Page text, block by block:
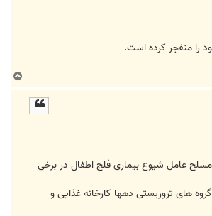
را منفجر کرده است.
ا
نجات داده اند اعلام کرد که افراد مسلح عامل شیوع بیماری فلج اطفال در برخی
های تروریستی دهها کارخانه غذایی و